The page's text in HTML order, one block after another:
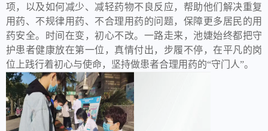
项，以及如何减少、减轻药物不良反应，帮助他们解决重复
用药、不规律用药、不合理用药的问题，保障更多居民的用
药安全。时间在变，初心不改。一路走来，池婕始终都把守
护患者健康放在第一位，真情付出，步履不停，在平凡的岗
位上践行着初心与使命，坚持做患者合理用药的“守门人”。